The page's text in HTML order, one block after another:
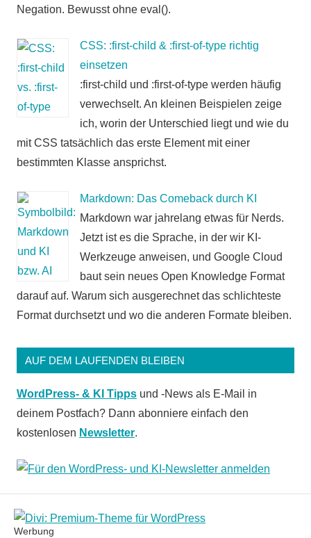
Negation. Bewusst ohne eval().
CSS: :first-child & :first-of-type richtig
einsetzen
:first-child und :first-of-type werden häufig
verwechselt. An kleinen Beispielen zeige
ich, worin der Unterschied liegt und wie du
mit CSS tatsächlich das erste Element mit einer
bestimmten Klasse ansprichst.
Markdown: Das Comeback durch KI
Markdown war jahrelang etwas für Nerds.
Jetzt ist es die Sprache, in der wir KI-
Werkzeuge anweisen, und Google Cloud
baut sein neues Open Knowledge Format
darauf auf. Warum sich ausgerechnet das schlichteste
Format durchsetzt und wo die anderen Formate bleiben.
AUF DEM LAUFENDEN BLEIBEN
WordPress- & KI Tipps und -News als E-Mail in
deinem Postfach? Dann abonniere einfach den
kostenlosen Newsletter.
Werbung